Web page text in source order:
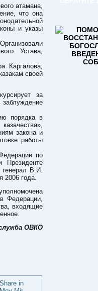
атамана,
что она
и указы
Устава,
Каргалова,
своей
за
заблуждение
порядка в
закона и
работы
по
Президенте
генерал В.И.
2006 года.
Федерации,
входящие
ОВКО